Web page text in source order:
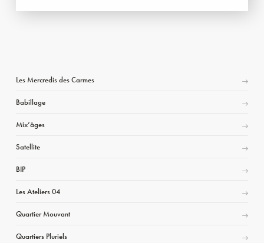
Les Mercredis des Carmes
Babillage
Mix’âges
Satellite
BIP
Les Ateliers 04
Quartier Mouvant
Quartiers Pluriels